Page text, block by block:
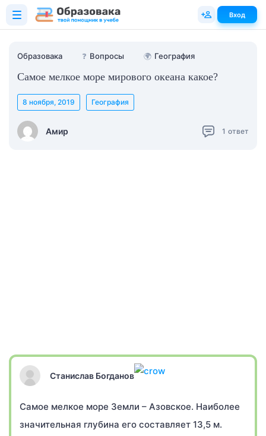
Образовака ❓ Вопросы 🌍 География
Самое мелкое море мирового океана какое?
Амир
8 ноября, 2019 География
1 ответ
Станислав Богданов
Самое мелкое море Земли – Азовское. Наиболее
значительная глубина его составляет 13,5 м.
Вход